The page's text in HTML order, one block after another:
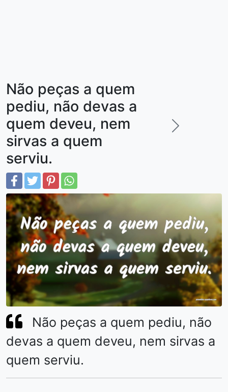
Não peças a quem
pediu, não devas a
quem deveu, nem
sirvas a quem
serviu.
Não peças a quem pediu, não
devas a quem deveu, nem sirvas a
quem serviu.